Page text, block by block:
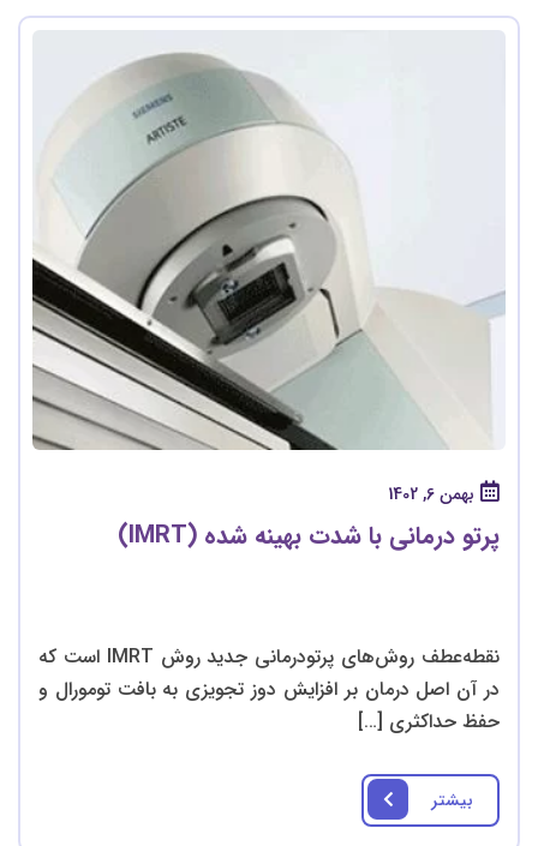
بهمن 6, 1402
پرتو درمانی با شدت بهینه شده (IMRT)
نقطه‌عطف روش‌های پرتودرمانی جدید روش IMRT است که
در آن اصل درمان بر افزایش دوز تجویزی به بافت تومورال و
حفظ حداکثری […]
بیشتر